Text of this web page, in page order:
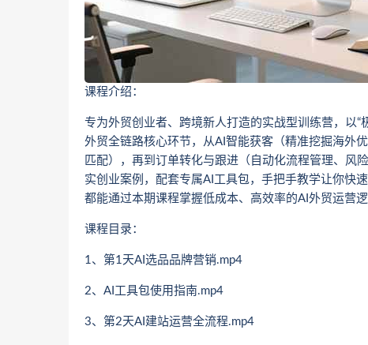
课程介绍：
专为外贸创业者、跨境新人打造的实战型训练营，以
外贸全链路核心环节，从AI智能获客（精准挖掘海外
匹配），再到订单转化与跟进（自动化流程管理、风
实创业案例，配套专属AI工具包，手把手教学让你快
都能通过本期课程掌握低成本、高效率的AI外贸运营
课程目录：
1、第1天AI选品品牌营销.mp4
2、AI工具包使用指南.mp4
3、第2天AI建站运营全流程.mp4